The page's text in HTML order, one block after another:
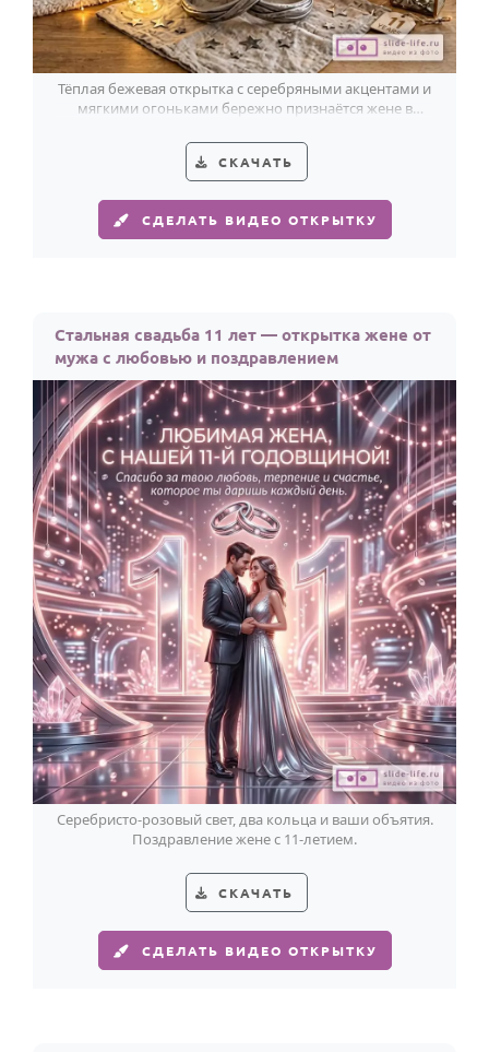
Тёплая бежевая открытка с серебряными акцентами и
мягкими огоньками бережно признаётся жене в
СКАЧАТЬ
СДЕЛАТЬ ВИДЕО ОТКРЫТКУ
Стальная свадьба 11 лет — открытка жене от
мужа с любовью и поздравлением
Серебристо-розовый свет, два кольца и ваши объятия.
Поздравление жене с 11-летием.
СКАЧАТЬ
СДЕЛАТЬ ВИДЕО ОТКРЫТКУ